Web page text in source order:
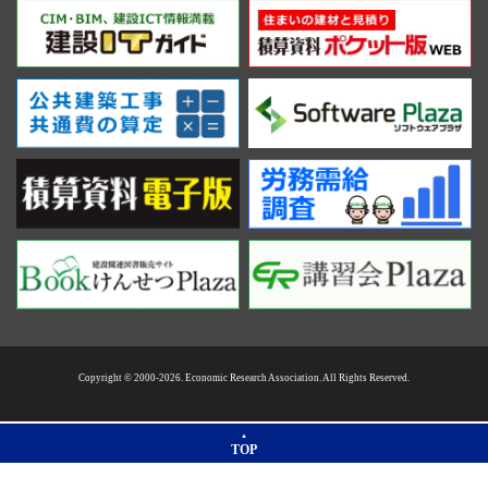
Copyright © 2000-2026. Economic Research Association. All Rights Reserved.
TOP